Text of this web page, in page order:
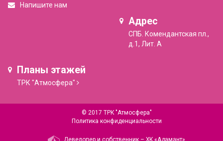
Напишите нам
Адрес
СПБ. Комендантская пл.,
д.1, Лит. А
Планы этажей
ТРК "Атмосфера"
© 2017 ТРК "Атмосфера"
Политика конфиденциальности